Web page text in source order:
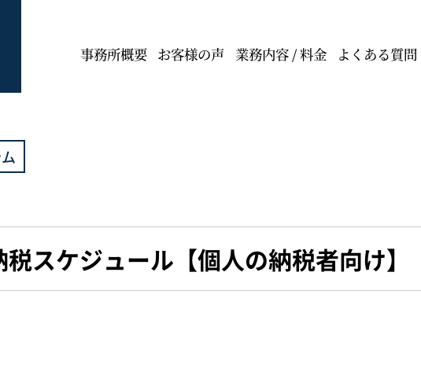
事務所概要 お客様の声 業務内容 / 料金 よくある質問
スケジュール【個人の納税者向け】